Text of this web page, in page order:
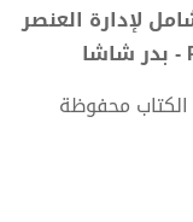
لإدارة العنصر
محفوظة